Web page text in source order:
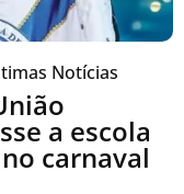
Notícias
a escola
carnaval